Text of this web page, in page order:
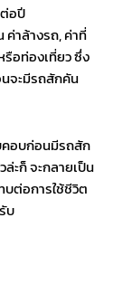
อปี
ค่าล้างรถ, ค่าที่
รือท่องเที่ยว ซึ่ง
จะมีรถสักคัน
อบก่อนมีรถสัก
ะก็ จะกลายเป็น
ต่อการใช้ชีวิต
บ